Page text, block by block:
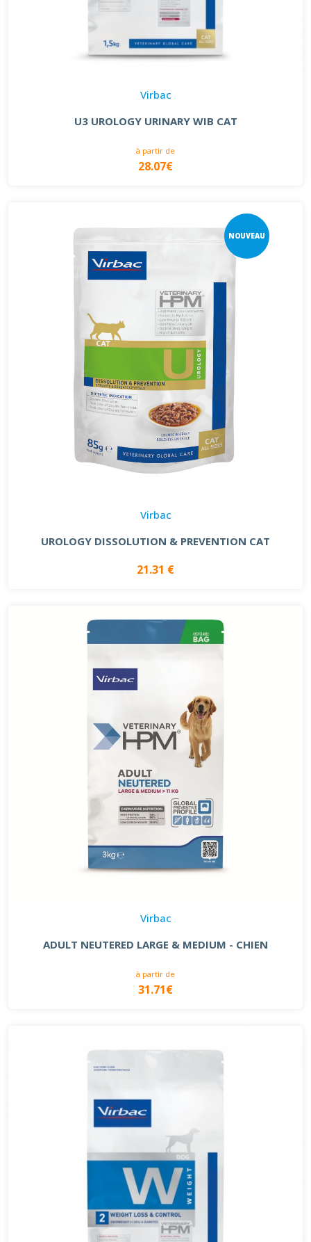
Virbac
U3 UROLOGY URINARY WIB CAT
à partir de
28.07€
NOUVEAU
Virbac
UROLOGY DISSOLUTION & PREVENTION CAT
21.31 €
Virbac
ADULT NEUTERED LARGE & MEDIUM - CHIEN
à partir de
31.71€